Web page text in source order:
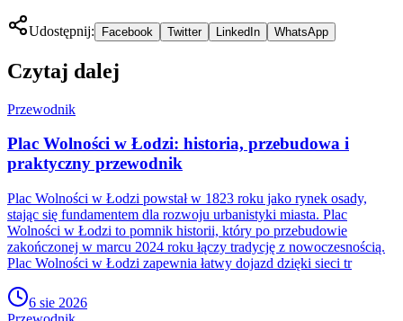
Udostępnij: Facebook Twitter LinkedIn WhatsApp
Czytaj dalej
Przewodnik
Plac Wolności w Łodzi: historia, przebudowa i
praktyczny przewodnik
Plac Wolności w Łodzi powstał w 1823 roku jako rynek osady,
stając się fundamentem dla rozwoju urbanistyki miasta. Plac
Wolności w Łodzi to pomnik historii, który po przebudowie
zakończonej w marcu 2024 roku łączy tradycję z nowoczesnością.
Plac Wolności w Łodzi zapewnia łatwy dojazd dzięki sieci tr
6 sie 2026